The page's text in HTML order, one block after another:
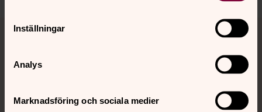
Inställningar
Analys
Marknadsföring och sociala medier
Tillbaka till toppen
Tillbaka till innehållet